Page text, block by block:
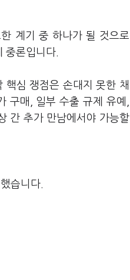
계기 중 하나가 될 것으로
중론입니다.
심 쟁점은 손대지 못한 채
구매, 일부 수출 규제 유예,
간 추가 만남에서야 가능할
습니다.